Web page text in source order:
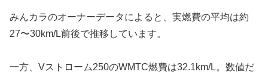
みんカラのオーナーデータによると、実燃費の平均は約
27〜30km/L前後で推移しています。
一方、Vストローム250のWMTC燃費は32.1km/L。数値だ